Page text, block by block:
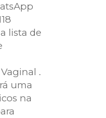
lista de
.
uma
na